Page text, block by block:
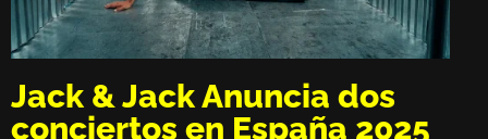
Jack & Jack Anuncia dos
conciertos en España 2025